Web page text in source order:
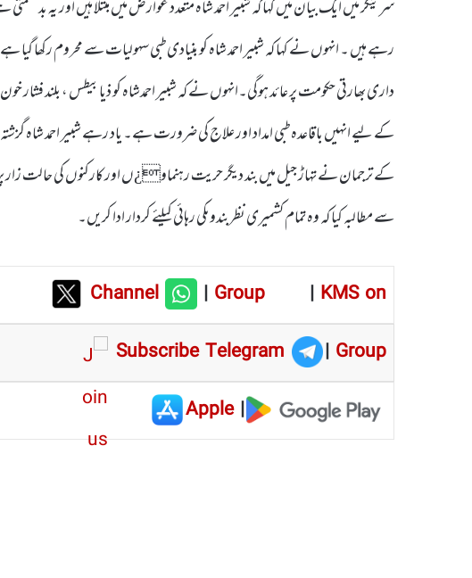
سرینگر میں ایک بیان میں کہا کہ شبیر احمد شاہ متعدد عوارض میں مبتلا ہیں اور یہ
رہے ہیں ۔ انہوں نے کہا کہ شبیر احمد شاہ کو بنیادی طبی سہولیات سے محروم رکھا گیا ہے
داری بھارتی حکومت پر عائد ہوگی۔انہوں نے کہ شبیر احمدشاہ کو ذیابیطس ، بلند
کے ترجمان نے تہاڑ جیل میں بند دیگر حریت رہنماو¿ں اور کارکنوں کی حالت زار
سے مطالبہ کیا کہ وہ تمام کشمیری نظربندوںکی رہائی کیلئے کردار ادا کریں۔
Channel |Group | KMS on
Subscribe Telegram
| Group
|
Apple